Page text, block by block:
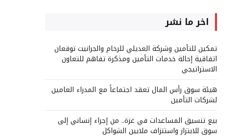
اخر ما نشر
تمكين للتأمين وشركة العديلي للرخام والجرانيت توقعان
اتفاقية إحالة خدمات التأمين ومذكرة تفاهم للتعاون
الاستراتيجي
هيئة سوق رأس المال تعقد اجتماعاً مع المدراء العامين
لشركات التأمين
بيع تنسيق المساعدات في غزة.. من إجراء إنساني إلى
سوق للابتزاز واستنزاف ملايين الشواكل